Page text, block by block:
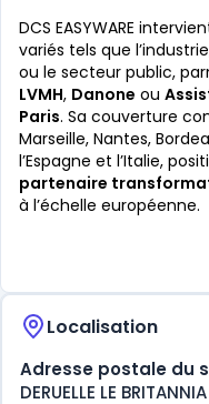
DCS EASYWARE
variés tels que
ou le secteur public,
LVMH, Danone ou
Paris. Sa couverture
Marseille, Nantes,
l’Espagne et l’Italie,
partenaire
à l’échelle européenne.
Localisation
Adresse postale du
DERUELLE LE